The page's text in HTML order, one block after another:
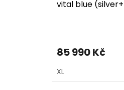
vital blue
85 990 Kč
XL